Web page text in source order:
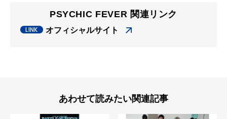
PSYCHIC FEVER 関連リンク
オフィシャルサイト
あわせて読みたい関連記事